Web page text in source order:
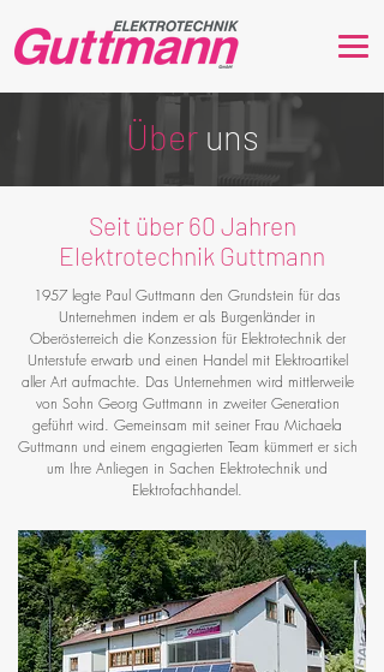
Über uns
Seit über 60 Jahren
Elektrotechnik Guttmann
1957 legte Paul Guttmann den Grundstein für das
Unternehmen indem er als Burgenländer in
Oberösterreich die Konzession für Elektrotechnik der
Unterstufe erwarb und einen Handel mit Elektroartikel
aller Art aufmachte. Das Unternehmen wird mittlerweile
von Sohn Georg Guttmann in zweiter Generation
geführt wird. Gemeinsam mit seiner Frau Michaela
Guttmann und einem engagierten Team kümmert er sich
um Ihre Anliegen in Sachen Elektrotechnik und
Elektrofachhandel.